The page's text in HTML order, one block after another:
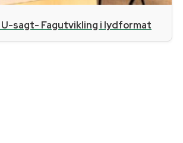
sagt- Fagutvikling i lydformat